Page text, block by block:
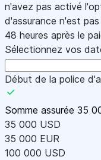
n'avez pas activé
d'assurance n'est
48 heures après le
Sélectionnez vos
Début de la police
Somme assurée 35
35 000 USD
35 000 EUR
100 000 USD